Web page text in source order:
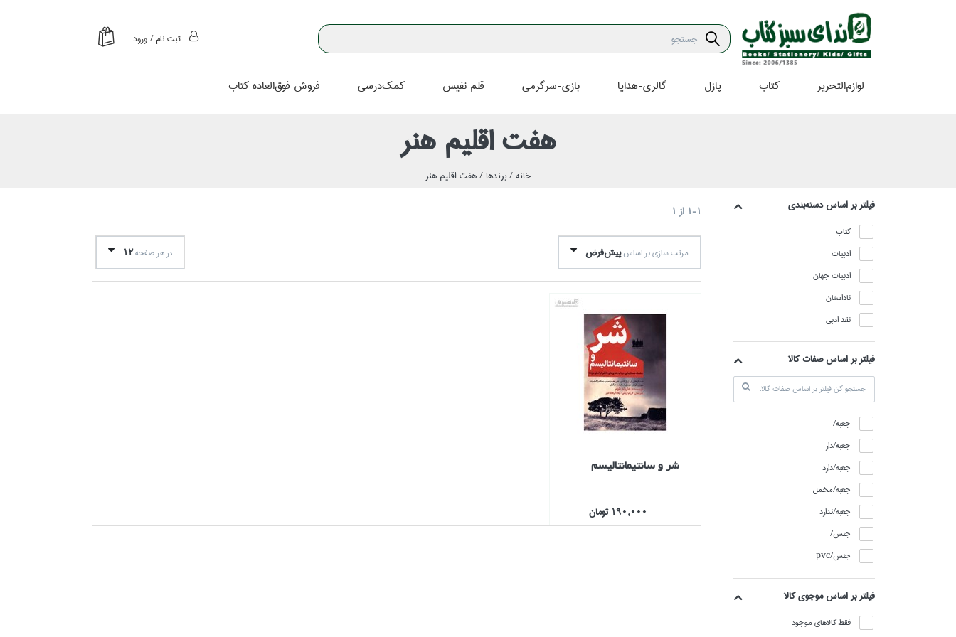
ثبت نام / ورود
لوازم‌التحرير كتاب پازل گالري-هدايا بازي-سرگرمي قلم نفيس كمك‌درسي فروش فوق‌العاده كتاب
هفت اقليم هنر
خانه /برندها /هفت اقليم هنر
فيلتر بر اساس دسته‌بندي
كتاب
ادبيات
ادبيات جهان
ناداستان
نقد ادبي
فیلتر بر اساس صفات کالا
جعبه/
جعبه/دار
جعبه/دارد
جعبه/مخمل
جعبه/ندارد
جنس/
جنس/pvc
جنس/استيل
جنس/اي بي اس پلي کربنات
جنس/آلياژ تركيبي برنج
فيلتر بر اساس موجوي كالا
فقط كالاهاي موجود
1-1 از 1
مرتب سازي بر اساسپيش‌فرض در هر صفحه12
شر و سانتيمانتاليسم
190,000 تومان